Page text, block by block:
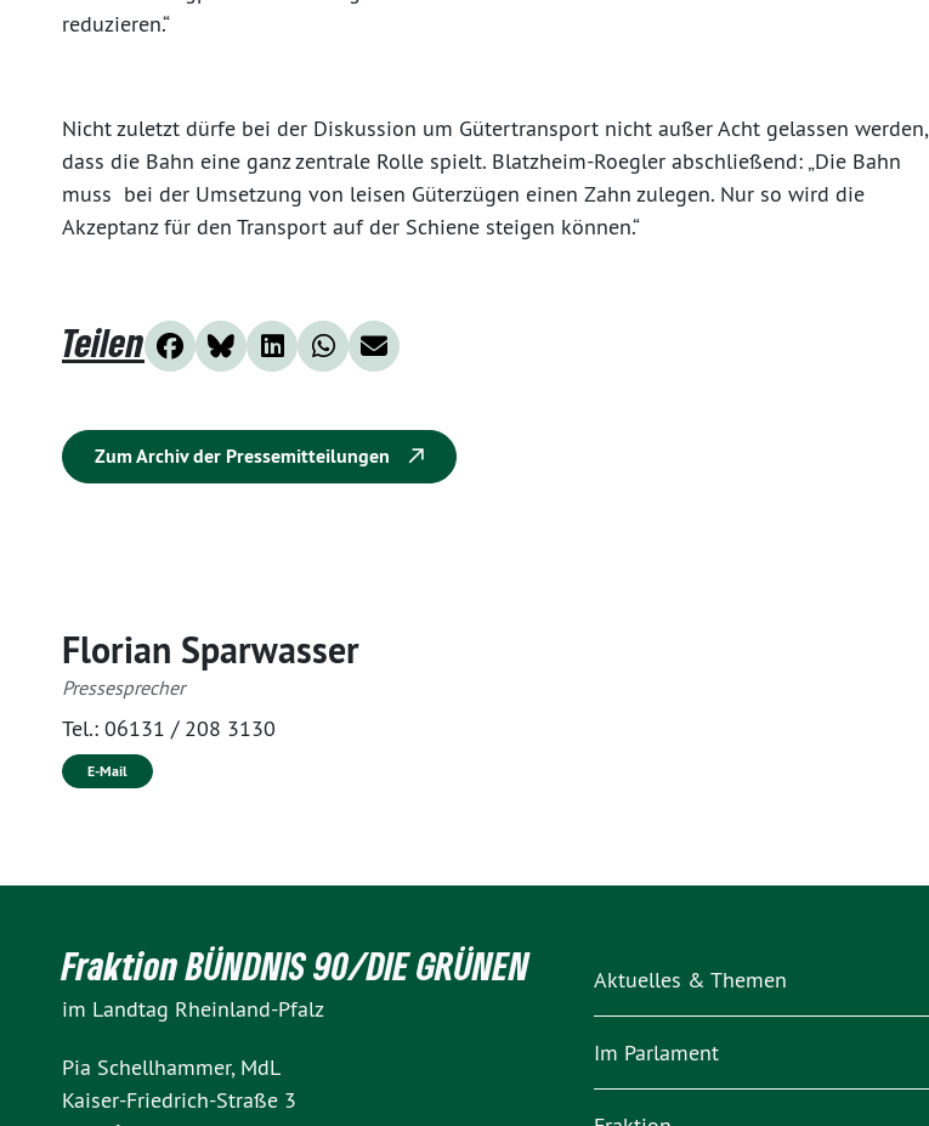
reduzieren.“
Nicht zuletzt dürfe bei der Diskussion um Gütertransport nicht außer Acht gelassen werden,
dass die Bahn eine ganz zentrale Rolle spielt. Blatzheim-Roegler abschließend: „Die Bahn
muss bei der Umsetzung von leisen Güterzügen einen Zahn zulegen. Nur so wird die
Akzeptanz für den Transport auf der Schiene steigen können.“
Teilen
Zum Archiv der Pressemitteilungen
Florian Sparwasser
Pressesprecher
Tel.: 06131 / 208 3130
E-Mail
Fraktion BÜNDNIS 90/DIE GRÜNEN
im Landtag Rheinland-Pfalz
Pia Schellhammer, MdL
Kaiser-Friedrich-Straße 3
Aktuelles & Themen
Im Parlament